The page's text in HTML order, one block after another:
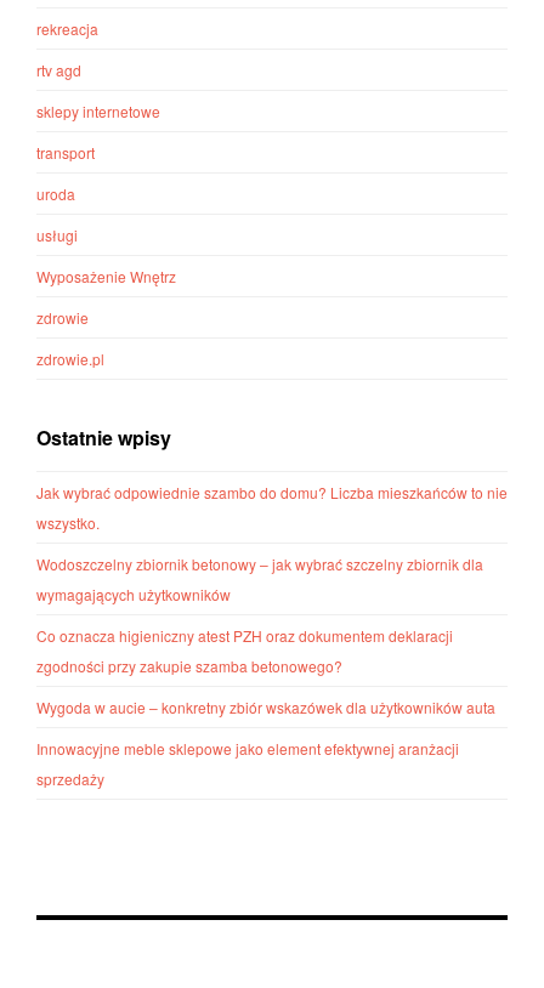
rekreacja
rtv agd
sklepy internetowe
transport
uroda
usługi
Wyposażenie Wnętrz
zdrowie
zdrowie.pl
Ostatnie wpisy
Jak wybrać odpowiednie szambo do domu? Liczba mieszkańców to nie
wszystko.
Wodoszczelny zbiornik betonowy – jak wybrać szczelny zbiornik dla
wymagających użytkowników
Co oznacza higieniczny atest PZH oraz dokumentem deklaracji
zgodności przy zakupie szamba betonowego?
Wygoda w aucie – konkretny zbiór wskazówek dla użytkowników auta
Innowacyjne meble sklepowe jako element efektywnej aranżacji
sprzedaży